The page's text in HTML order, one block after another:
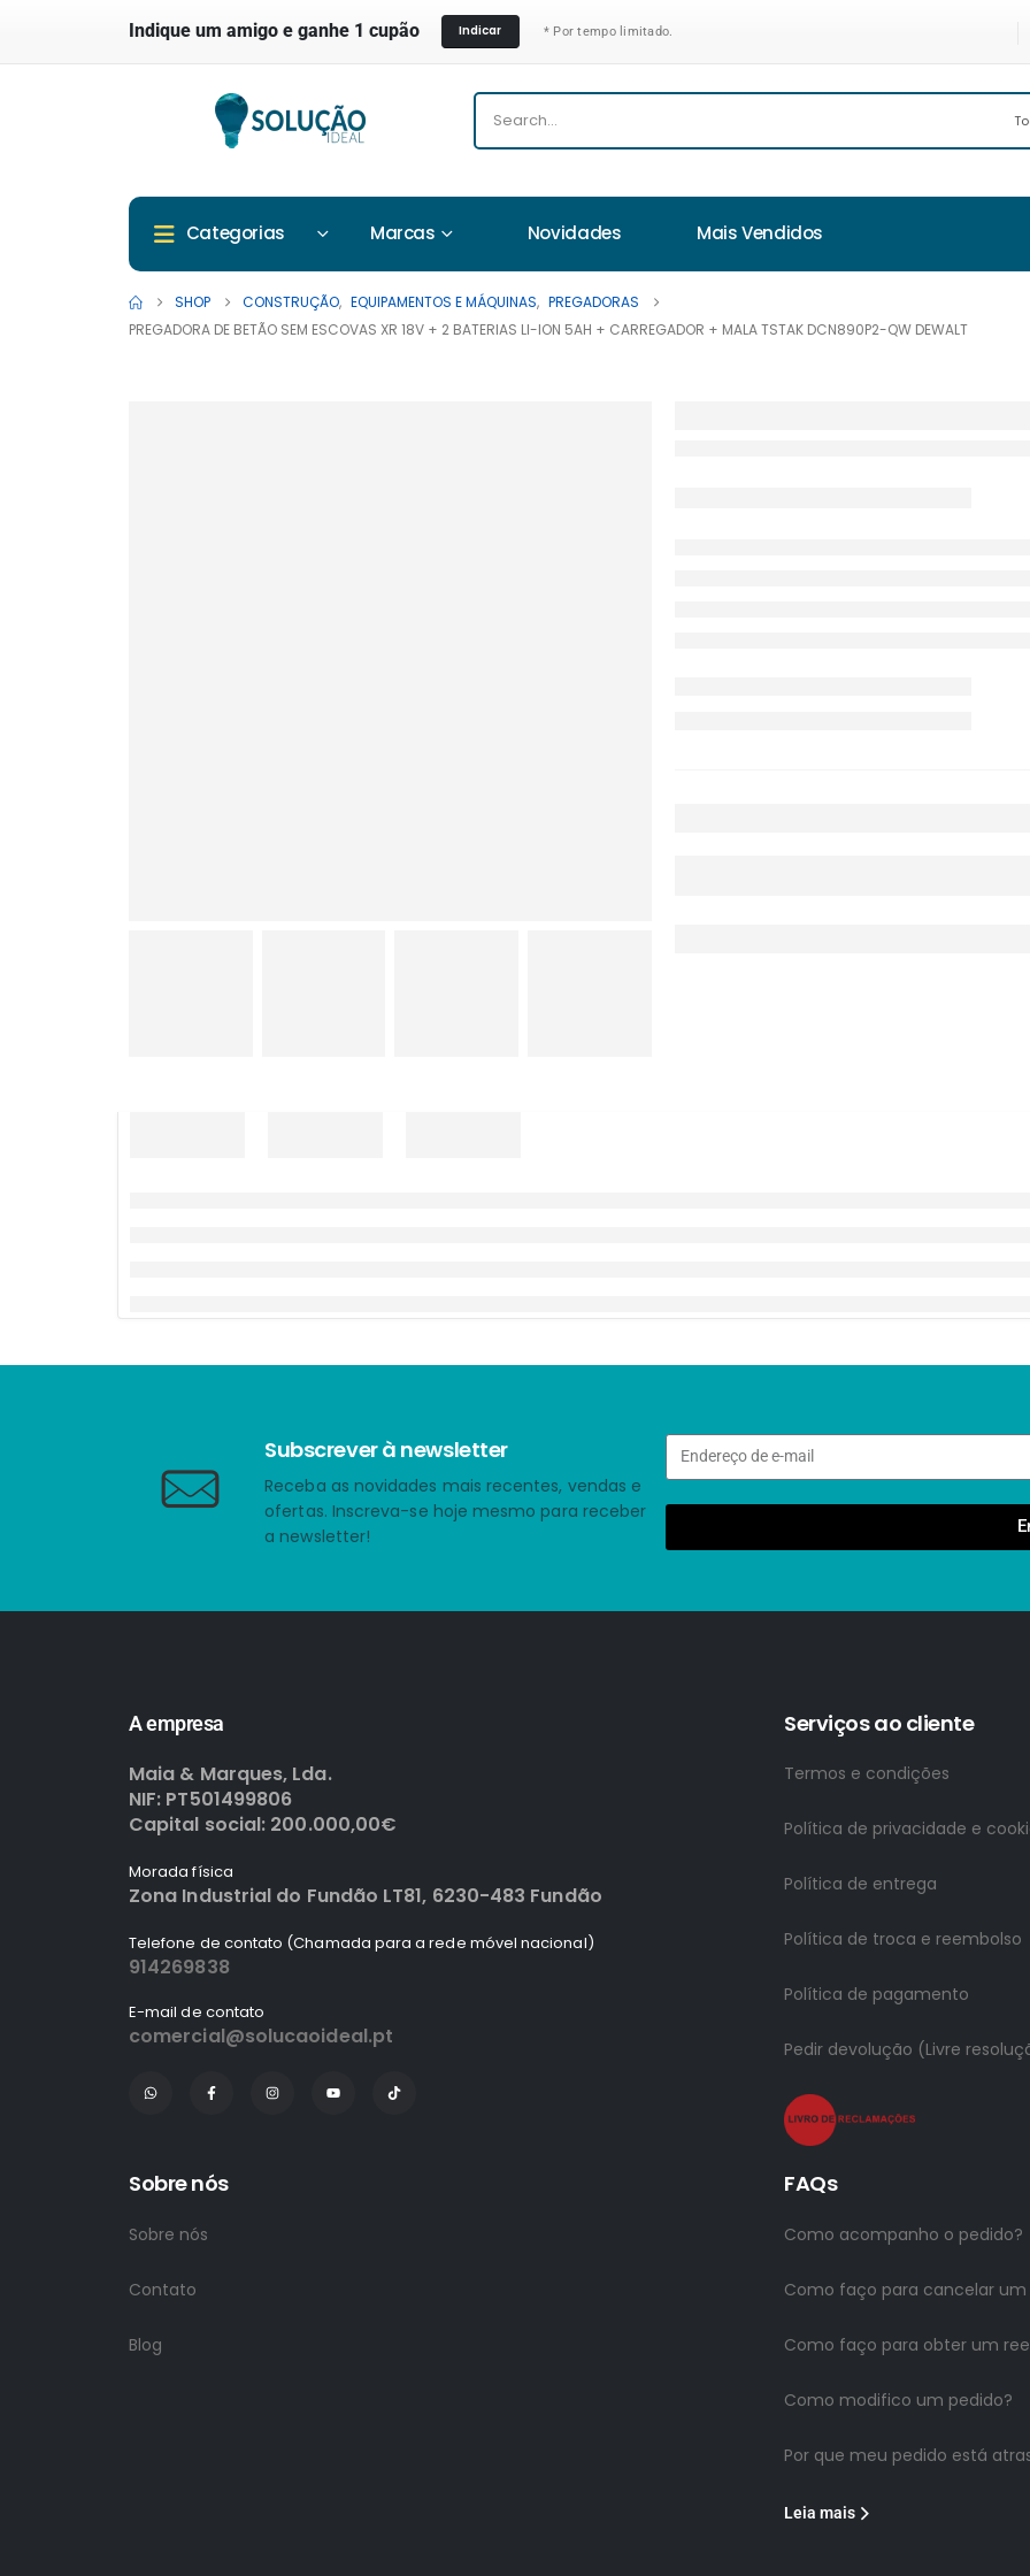
Indique um amigo e ganhe 1 cupão Indicar * Por tempo limitado.
Categorias Marcas Novidades Mais Vendidos
SHOP CONSTRUÇÃO, EQUIPAMENTOS E MÁQUINAS, PREGADORAS
PREGADORA DE BETÃO SEM ESCOVAS XR 18V + 2 BATERIAS LI-ION 5AH + CARREGADOR + MALA TSTAK DCN890P2-QW DEWALT
Subscrever à newsletter
Receba as novidades mais recentes, vendas e
ofertas. Inscreva-se hoje mesmo para receber
a newsletter!
A empresa
Maia & Marques, Lda.
NIF: PT501499806
Capital social: 200.000,00€
Morada física
Zona Industrial do Fundão LT81, 6230-483 Fundão
Telefone de contato (Chamada para a rede móvel nacional)
914269838
E-mail de contato
comercial@solucaoideal.pt
Serviços ao cliente
Termos e condições
Política de privacidade e
Política de entrega
Política de troca e reembolso
Política de pagamento
Pedir devolução (Livre
Sobre nós
Sobre nós
Contato
Blog
FAQs
Como acompanho o pedido?
Como faço para cancelar um
Como faço para obter um
Como modifico um pedido?
Por que meu pedido está
Leia mais